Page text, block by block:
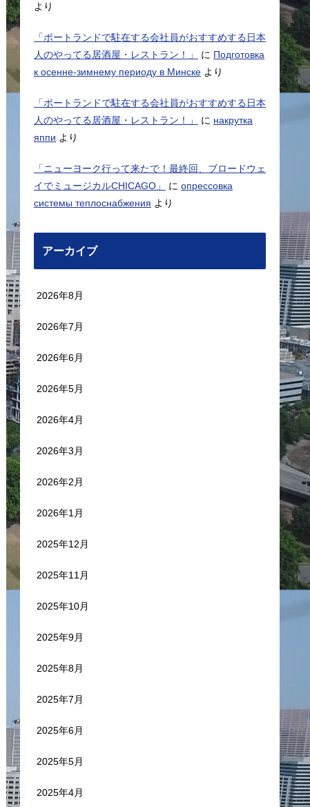
より
「ポートランドで駐在する会社員がおすすめする日本
人のやってる居酒屋・レストラン！」
に Подготовка
к осенне-зимнему периоду в Минске より
「ポートランドで駐在する会社員がおすすめする日本
人のやってる居酒屋・レストラン！」
に накрутка
яппи より
「ニューヨーク行って来たで！最終回、ブロードウェ
イでミュージカルCHICAGO」
に опрессовка
системы теплоснабжения より
アーカイブ
2026年8月
2026年7月
2026年6月
2026年5月
2026年4月
2026年3月
2026年2月
2026年1月
2025年12月
2025年11月
2025年10月
2025年9月
2025年8月
2025年7月
2025年6月
2025年5月
2025年4月